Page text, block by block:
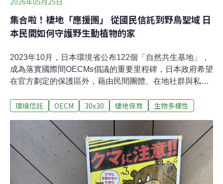
集合啦！棲地「應援團」 從國民信託到野鳥聖域 日
本民間如何守護野生動植物的家
2023年10月，日本環境省公布122個「自然共生基地」，
成為落實國際間OECMs倡議的重要里程碑，日本政府希望
在官方劃定的保護區外，藉由民間團體、在地社群與私部
（30×30）。截至今（2026）年，日本的自然共生基地已
援團」，默默透過資金、人力與環境教育，守住野生動植
物的家，也為下一代保留珍貴綠地。
環境信託 OECM 30x30 棲地保育 生物多樣性